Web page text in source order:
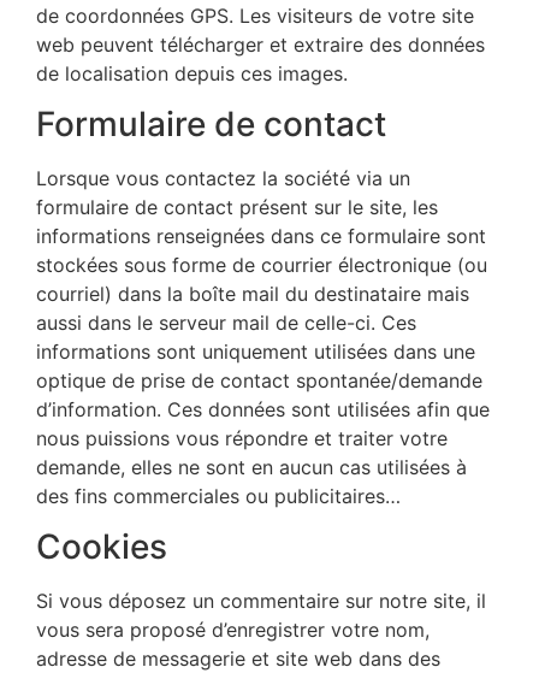
de coordonnées GPS. Les visiteurs de votre site
web peuvent télécharger et extraire des données
de localisation depuis ces images.
Formulaire de contact
Lorsque vous contactez la société via un
formulaire de contact présent sur le site, les
informations renseignées dans ce formulaire sont
stockées sous forme de courrier électronique (ou
courriel) dans la boîte mail du destinataire mais
aussi dans le serveur mail de celle-ci. Ces
informations sont uniquement utilisées dans une
optique de prise de contact spontanée/demande
d’information. Ces données sont utilisées afin que
nous puissions vous répondre et traiter votre
demande, elles ne sont en aucun cas utilisées à
des fins commerciales ou publicitaires…
Cookies
Si vous déposez un commentaire sur notre site, il
vous sera proposé d’enregistrer votre nom,
adresse de messagerie et site web dans des